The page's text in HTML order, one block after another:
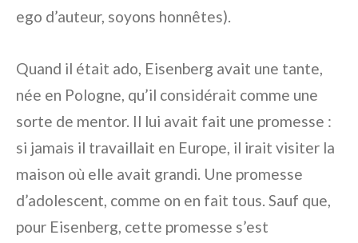
ego d’auteur, soyons honnêtes).
Quand il était ado, Eisenberg avait une tante,
née en Pologne, qu’il considérait comme une
sorte de mentor. Il lui avait fait une promesse :
si jamais il travaillait en Europe, il irait visiter la
maison où elle avait grandi. Une promesse
d’adolescent, comme on en fait tous. Sauf que,
pour Eisenberg, cette promesse s’est